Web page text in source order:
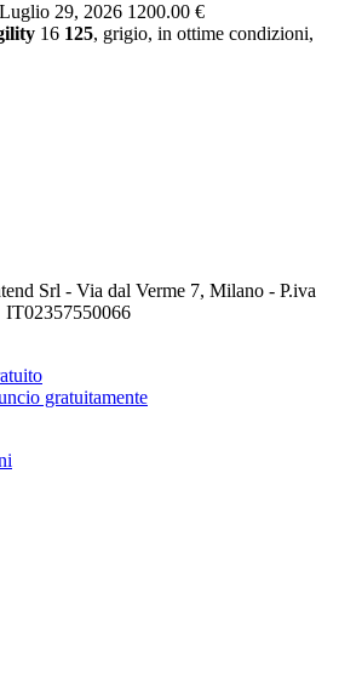
Luglio 29, 2026 1200.00 €
16 125, grigio, in ottime condizioni,
Srl - Via dal Verme 7, Milano - P.iva
IT02357550066
gratuitamente